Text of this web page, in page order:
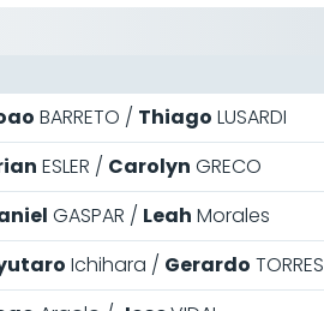
BARRETO Thiago LUSARDI
ESLER Carolyn GRECO
GASPAR Leah Morales
Ichihara Gerardo TORRES